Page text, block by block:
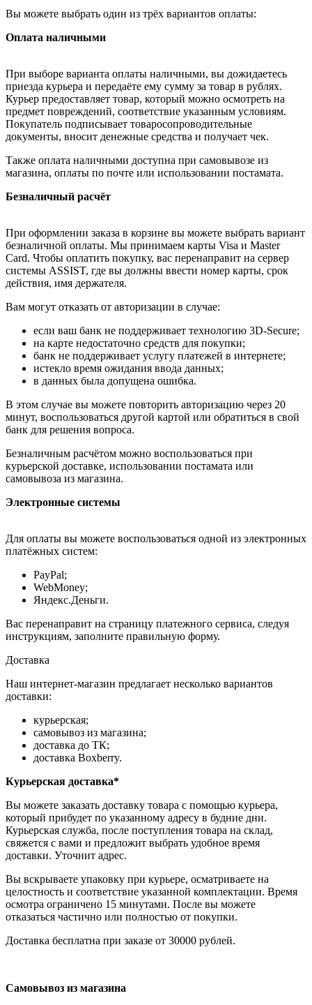
Вы можете выбрать один из трёх вариантов оплаты:
Оплата наличными
При выборе варианта оплаты наличными, вы дожидаетесь
приезда курьера и передаёте ему сумму за товар в рублях.
Курьер предоставляет товар, который можно осмотреть на
предмет повреждений, соответствие указанным условиям.
Покупатель подписывает товаросопроводительные
документы, вносит денежные средства и получает чек.
Также оплата наличными доступна при самовывозе из
магазина, оплаты по почте или использовании постамата.
Безналичный расчёт
При оформлении заказа в корзине вы можете выбрать вариант
безналичной оплаты. Мы принимаем карты Visa и Master
Card. Чтобы оплатить покупку, вас перенаправит на сервер
системы ASSIST, где вы должны ввести номер карты, срок
действия, имя держателя.
Вам могут отказать от авторизации в случае:
если ваш банк не поддерживает технологию 3D-Secure;
на карте недостаточно средств для покупки;
банк не поддерживает услугу платежей в интернете;
истекло время ожидания ввода данных;
в данных была допущена ошибка.
В этом случае вы можете повторить авторизацию через 20
минут, воспользоваться другой картой или обратиться в свой
банк для решения вопроса.
Безналичным расчётом можно воспользоваться при
курьерской доставке, использовании постамата или
самовывоза из магазина.
Электронные системы
Для оплаты вы можете воспользоваться одной из электронных
платёжных систем:
PayPal;
WebMoney;
Яндекс.Деньги.
Вас перенаправит на страницу платежного сервиса, следуя
инструкциям, заполните правильную форму.
Доставка
Наш интернет-магазин предлагает несколько вариантов
доставки:
курьерская;
самовывоз из магазина;
доставка до ТК;
доставка Boxberry.
Курьерская доставка*
Вы можете заказать доставку товара с помощью курьера,
который прибудет по указанному адресу в будние дни.
Курьерская служба, после поступления товара на склад,
свяжется с вами и предложит выбрать удобное время
доставки. Уточнит адрес.
Вы вскрываете упаковку при курьере, осматриваете на
целостность и соответствие указанной комплектации. Время
осмотра ограничено 15 минутами. После вы можете
отказаться частично или полностью от покупки.
Доставка бесплатна при заказе от 30000 рублей.
Самовывоз из магазина